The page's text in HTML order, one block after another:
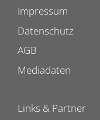
Impressum
Datenschutz
AGB
Mediadaten
Links & Partner